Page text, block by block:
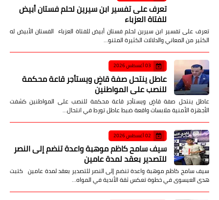
تعرف على تفسير ابن سيرين لحلم فستان أبيض
للفتاة العزباء
تعرف على تفسير ابن سيرين لحلم فستان أبيض للفتاة العزباء الفستان الأبيض له
الكثير من المعاني والدلالات الكثيرة المتنو…
03 أغسطس 2026
عاطل ينتحل صفة قاضٍ ويستأجر قاعة محكمة
للنصب على المواطنين
عاطل ينتحل صفة قاضٍ ويستأجر قاعة محكمة للنصب على المواطنين كشفت
الأجهزة الأمنية ملابسات واقعة ضبط عاطل تورط في انتحال…
02 أغسطس 2026
سيف سامح كاظم موهبة واعدة تنضم إلى النصر
للتصدير بعقد لمدة عامين
سيف سامح كاظم موهبة واعدة تنضم إلى النصر للتصدير بعقد لمدة عامين كتبت
هدى العيسوى في خطوة تعكس ثقة الأندية في المواه…